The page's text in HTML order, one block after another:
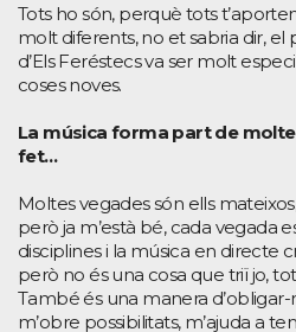
Tots ho són, perquè tots
molt diferents, no et sabria dir, el
d’Els Feréstecs va ser molt
coses noves.
La música forma part de
fet…
Moltes vegades són ells
però ja m’està bé, cada vegada
disciplines i la música en directe
però no és una cosa que triï jo,
També és una manera
m’obre possibilitats, m’ajuda a